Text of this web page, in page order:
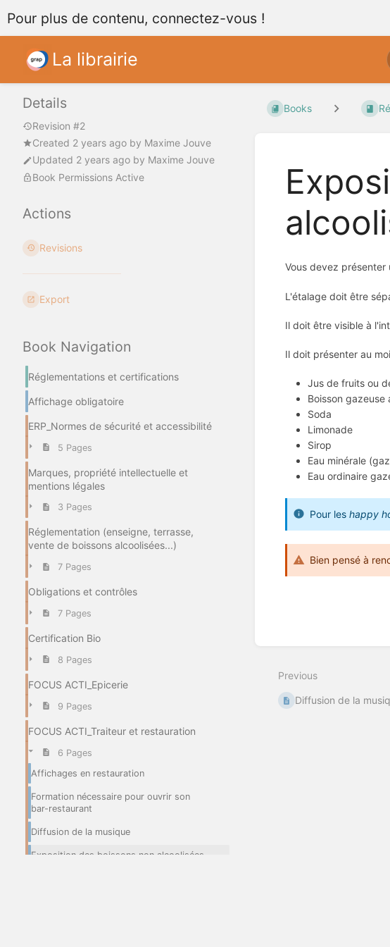
Pour plus de contenu, connectez-vous !
La librairie
Details
Revision #2
Created 2 years ago by Maxime Jouve
Updated 2 years ago by Maxime Jouve
Book Permissions Active
Actions
Revisions
Export
Book Navigation
Réglementations et certifications
Affichage obligatoire
ERP_Normes de sécurité et accessibilité
5 Pages
Marques, propriété intellectuelle et
mentions légales
3 Pages
Réglementation (enseigne, terrasse,
vente de boissons alcoolisées...)
7 Pages
Obligations et contrôles
7 Pages
Certification Bio
8 Pages
FOCUS ACTI_Epicerie
9 Pages
FOCUS ACTI_Traiteur et restauration
6 Pages
Affichages en restauration
Formation nécessaire pour ouvrir son
bar-restaurant
Diffusion de la musique
Exposition des boissons non alcoolisées
Books
Vous devez présenter
L'étalage doit être
Il doit être visible à
Il doit présenter au
Jus de fruits ou
Boisson gazeuse
Soda
Limonade
Sirop
Eau minérale
Eau ordinaire
Pour les happy
Bien pensé à
Previous
Diffusion de la